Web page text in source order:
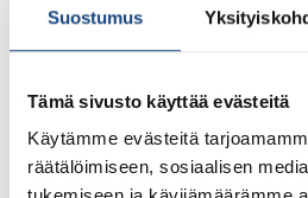
Suostumus
Tämä sivusto käyttää evästeitä
Käytämme evästeitä
räätälöimiseen, sosiaalisen
yhdessä. Kuten muksujudossa,
lähtökohtana on lapsen
vahvistaminen.
Perhejudoryhmissä lapsi ja lapsen
läheinen aikuinen kummi, eno tai